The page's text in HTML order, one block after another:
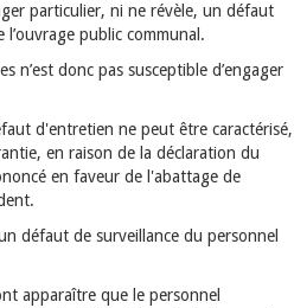
particulier, ni ne révèle, un défaut
l’ouvrage public communal.
n’est donc pas susceptible d’engager
d'entretien ne peut être caractérisé,
en raison de la déclaration du
en faveur de l'abattage de
défaut de surveillance du personnel
apparaître que le personnel